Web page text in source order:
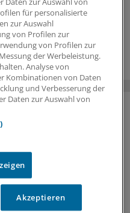
und günstige
relevant.
Daten zur Auswahl von
für personalisierte
zur Auswahl
von Profilen zur
von Profilen zur
der Werbeleistung.
Analyse von
Kombinationen von Daten
und Verbesserung der
Daten zur Auswahl von
Akzeptieren